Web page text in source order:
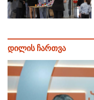
დილის ჩართვა